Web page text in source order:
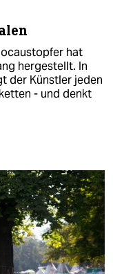
hat
hergestellt. In
der Künstler jeden
- und denkt